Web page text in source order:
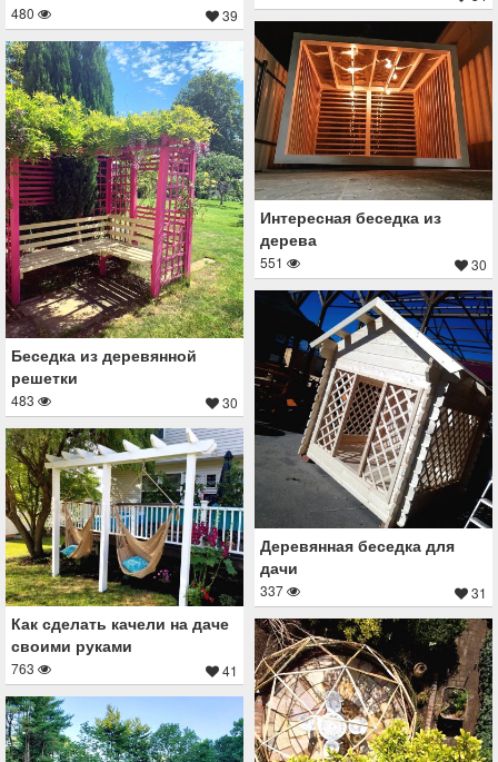
480 39
Интересная беседка из
дерева
551 30
Беседка из деревянной
решетки
483 30
Деревянная беседка для
дачи
337 31
Как сделать качели на даче
своими руками
763 41